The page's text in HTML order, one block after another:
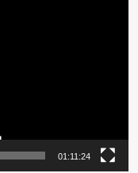
01:11:24